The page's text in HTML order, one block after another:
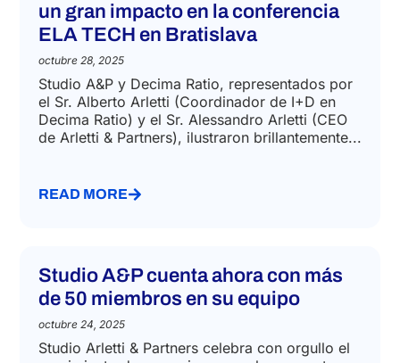
un gran impacto en la conferencia
ELA TECH en Bratislava
octubre 28, 2025
Studio A&P y Decima Ratio, representados por
el Sr. Alberto Arletti (Coordinador de I+D en
Decima Ratio) y el Sr. Alessandro Arletti (CEO
de Arletti & Partners), ilustraron brillantemente...
READ MORE
Studio A&P cuenta ahora con más
de 50 miembros en su equipo
octubre 24, 2025
Studio Arletti & Partners celebra con orgullo el